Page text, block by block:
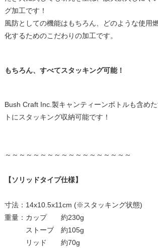
グ加工です！
風防としての機能はもちろん、どのような使用
化するためのこだわりの加工です。
もちろん、すべてスタッキング可能！
Bush Craft Inc.製キャンティーンボトルも含め
トにスタッキング収納可能です！
～～～～～～～～～～～～～～～～～～
【ソリッドタイプ仕様】
寸法：14x10.5x11cm (※スタッキング状態)
重量：カップ 約230g
ストーブ 約105g
リッド 約70g